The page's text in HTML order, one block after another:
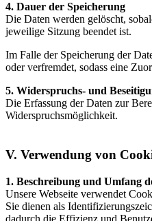
4. Dauer der Speicherung
Die Daten werden gelöscht,
jeweilige Sitzung beendet ist.
Im Falle der Speicherung der
oder verfremdet, sodass eine
5. Widerspruchs- und
Die Erfassung der Daten zur
Widerspruchsmöglichkeit.
V. Verwendung von
1. Beschreibung und Umfang
Unsere Webseite verwendet
Sie dienen als
dadurch die Effizienz und